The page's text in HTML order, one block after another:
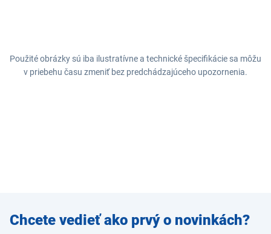
Použité obrázky sú iba ilustratívne a technické špecifikácie sa môžu
v priebehu času zmeniť bez predchádzajúceho upozornenia.
Zadajte
e-mail
Chcete vedieť ako prvý o novinkách?